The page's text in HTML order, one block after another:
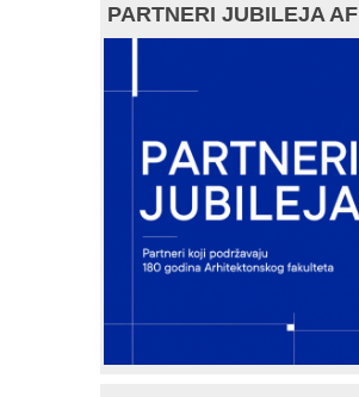
PARTNERI JUBILEJA AF